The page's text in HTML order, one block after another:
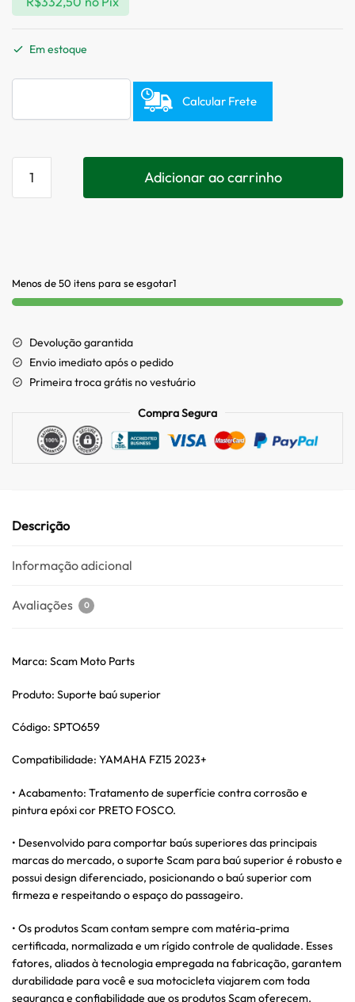
Em estoque
Calcular Frete
Adicionar ao carrinho
Menos de 50 itens para se esgotar1
Devolução garantida
Envio imediato após o pedido
Primeira troca grátis no vestuário
Compra Segura
Descrição
Informação adicional
Avaliações 0
Marca: Scam Moto Parts
Produto: Suporte baú superior
Código: SPTO659
Compatibilidade: YAMAHA FZ15 2023+
• Acabamento: Tratamento de superfície contra corrosão e
pintura epóxi cor PRETO FOSCO.
• Desenvolvido para comportar baús superiores das principais
marcas do mercado, o suporte Scam para baú superior é robusto e
possui design diferenciado, posicionando o baú superior com
firmeza e respeitando o espaço do passageiro.
• Os produtos Scam contam sempre com matéria-prima
certificada, normalizada e um rígido controle de qualidade. Esses
fatores, aliados à tecnologia empregada na fabricação, garantem
durabilidade para você e sua motocicleta viajarem com toda
segurança e confiabilidade que os produtos Scam oferecem.